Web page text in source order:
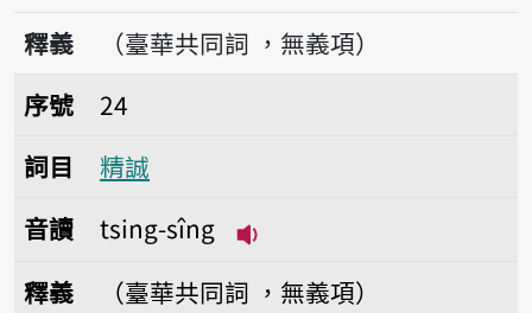
播放音讀tsing-sim
釋義
（臺華共同詞 ，無義項）
序號24精誠
序號
24
詞目
精誠
音讀
tsing-sîng
釋義
（臺華共同詞 ，無義項）